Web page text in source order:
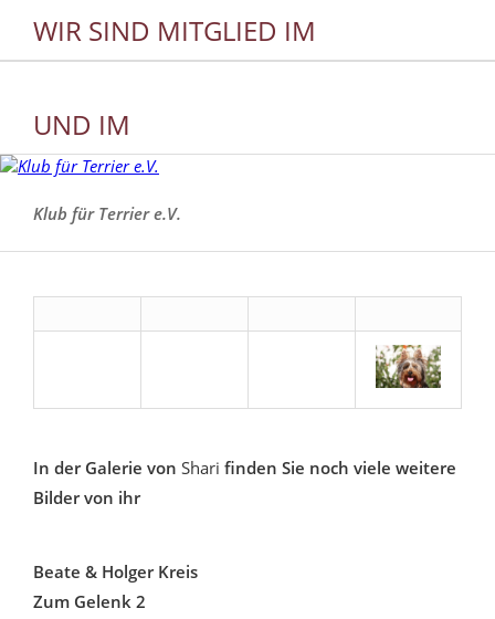
WIR SIND MITGLIED IM
UND IM
Klub für Terrier e.V.
In der Galerie von Shari finden Sie noch viele weitere
Bilder von ihr
Beate & Holger Kreis
Zum Gelenk 2